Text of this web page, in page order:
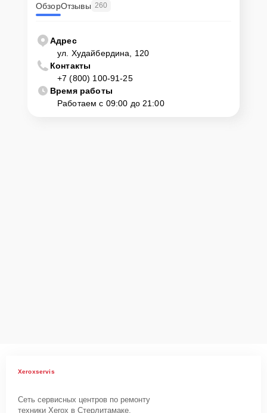
ОбзорОтзывы 260
Адрес
ул. Худайбердина, 120
Контакты
+7 (800) 100-91-25
Время работы
Работаем с 09:00 до 21:00
Xeroxservis
Сеть сервисных центров по ремонту
техники Xerox в Стерлитамаке.